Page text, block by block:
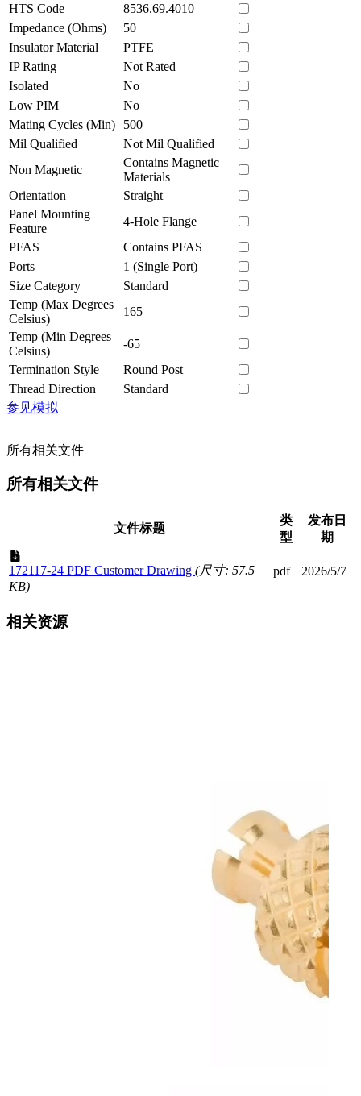
HTS Code
8536.69.4010
Impedance (Ohms)
50
Insulator Material
PTFE
IP Rating
Not Rated
Isolated
No
Low PIM
No
Mating Cycles (Min)
500
Mil Qualified
Not Mil Qualified
Non Magnetic
Contains Magnetic
Materials
Orientation
Straight
Panel Mounting
Feature
4-Hole Flange
PFAS
Contains PFAS
Ports
1 (Single Port)
Size Category
Standard
Temp (Max Degrees
Celsius)
165
Temp (Min Degrees
Celsius)
-65
Termination Style
Round Post
Thread Direction
Standard
参见模拟
所有相关文件
所有相关文件
文件标题
类
型
发布日
期
172117-24 PDF Customer Drawing (尺寸: 57.5
KB)
pdf 2026/5/7
相关资源